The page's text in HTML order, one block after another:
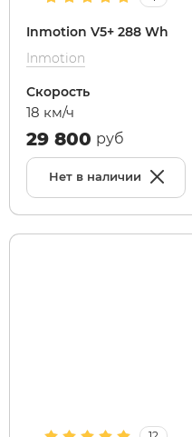
Inmotion V5+ 288 Wh
Inmotion
Скорость
18 км/ч
29 800 руб
Нет в наличии